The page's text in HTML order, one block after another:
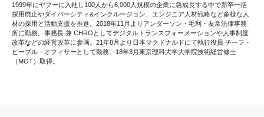
1999年にヤフーに入社し100人から6,000人規模の企業に急成長する中で新卒一括
採用廃止やダイバーシティ&インクルージョン、エンジニア人材戦略など多様な人
材の採用と活動支援を推進。2018年11月よりアンダーソン・毛利・友常法律事務
所に勤務。事務長 兼 CHROとしてデジタルトランスフォーメーションや人事制度
改革などの経営改革に参画。21年8月より日本マクドナルドにて執行役員 チーフ・
ピープル・オフィサーとして勤務。18年3月東京理科大学大学院技術経営修士
（MOT）取得。